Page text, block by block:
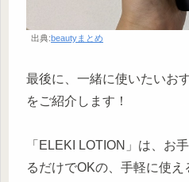
出典:beautyまとめ
最後に、一緒に使いたいお
をご紹介します！
「ELEKI LOTION」は、お
るだけでOKの、手軽に使え